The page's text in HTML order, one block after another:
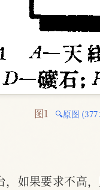
图1 🔍原图
如果要求不高